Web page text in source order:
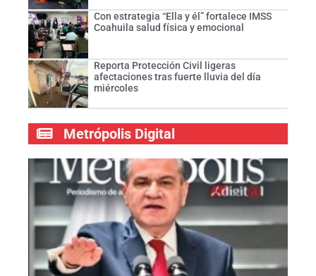
Con estrategia “Ella y él” fortalece IMSS
Coahuila salud física y emocional
Reporta Protección Civil ligeras
afectaciones tras fuerte lluvia del día
miércoles
Metrópolis Digital